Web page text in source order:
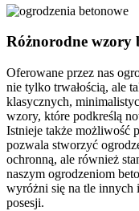
Różnorodne wzory
Oferowane przez nas
nie tylko trwałością, ale
klasycznych,
wzory, które podkreślą
Istnieje także możliwość
pozwala stworzyć
ochronną, ale również
naszym ogrodzeniom
wyróżni się na tle innych
posesji.